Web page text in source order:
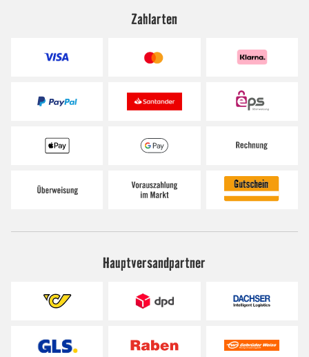
Zahlarten
Hauptversandpartner